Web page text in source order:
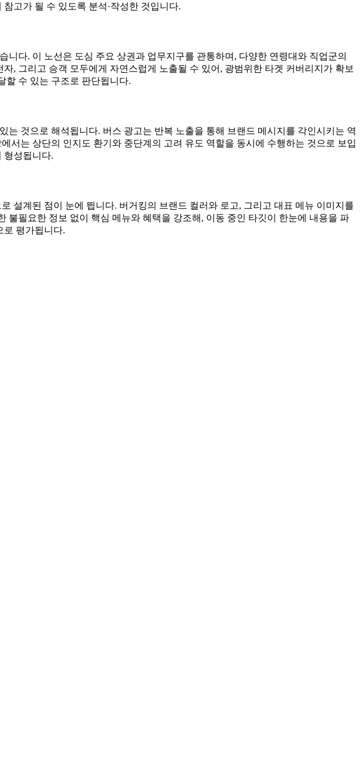
고가 될 수 있도록 분석·작성한 것입니다.
다. 이 노선은 도심 주요 상권과 업무지구를 관통하며, 다양한 연령대와 직업군의
, 그리고 승객 모두에게 자연스럽게 노출될 수 있어, 광범위한 타겟 커버리지가 확보
할 수 있는 구조로 판단됩니다.
것으로 해석됩니다. 버스 광고는 반복 노출을 통해 브랜드 메시지를 각인시키는 역
서는 상단의 인지도 환기와 중단계의 고려 유도 역할을 동시에 수행하는 것으로 보입
형성됩니다.
설계된 점이 눈에 띕니다. 버거킹의 브랜드 컬러와 로고, 그리고 대표 메뉴 이미지를
필요한 정보 없이 핵심 메뉴와 혜택을 강조해, 이동 중인 타깃이 한눈에 내용을 파
로 평가됩니다.